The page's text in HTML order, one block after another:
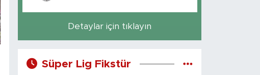
Detaylar için tıklayın
Süper Lig Fikstür